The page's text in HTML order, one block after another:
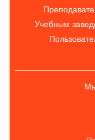
Учебным